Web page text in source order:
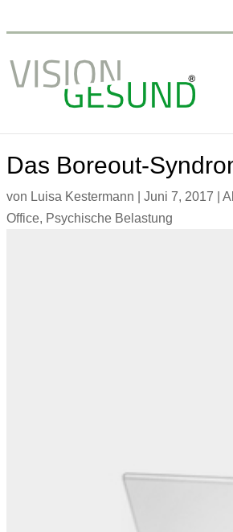
Das Boreout-
von Luisa Kestermann |Juni 7, 2017 |
Office, Psychische Belastung